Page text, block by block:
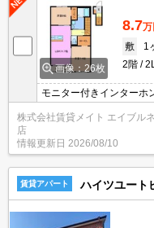
画像：26枚
8.7万
敷
1
2階
モニター付きインターホ
ー様にオススメの広々と
時間をより楽しめます。
株式会社賃貸メイト エイブル
店
情報更新日 2026/08/10
賃貸アパート ハイツユート